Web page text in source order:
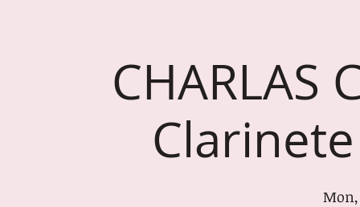
CHARLAS
Mon,